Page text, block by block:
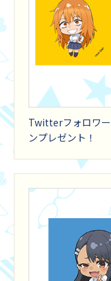
Twitterフォロワ
ンプレゼント！